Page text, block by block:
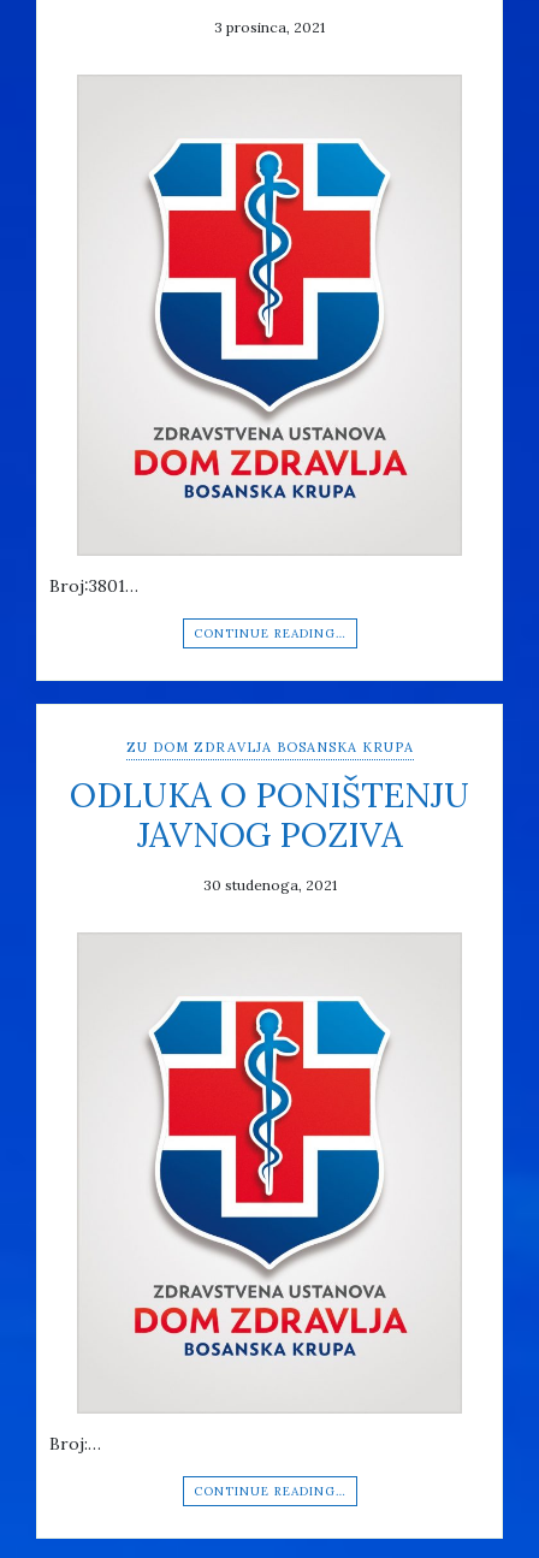
3 prosinca, 2021
Broj:3801…
CONTINUE READING…
ZU DOM ZDRAVLJA BOSANSKA KRUPA
ODLUKA O PONIŠTENJU
JAVNOG POZIVA
30 studenoga, 2021
Broj:…
CONTINUE READING…